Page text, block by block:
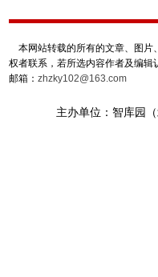
本网站转载的所有的文章、图片
权者联系，若所选内容作者及编
邮箱： zhzky102@163.com
主办单位：智库园